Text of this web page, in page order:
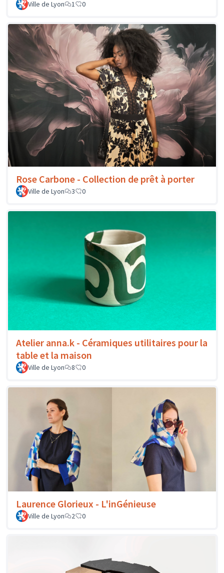
Ville de Lyon 1 0
Rose Carbone - Collection de prêt à porter
Ville de Lyon 3 0
Atelier anna.k - Céramiques utilitaires pour la
table et la maison
Ville de Lyon 8 0
Laurence Glorieux - L'inGénieuse
Ville de Lyon 2 0